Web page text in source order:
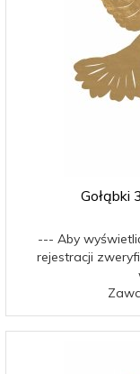
Gołąbki
--- Aby
rejestracji